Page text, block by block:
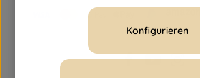
Konfigurieren